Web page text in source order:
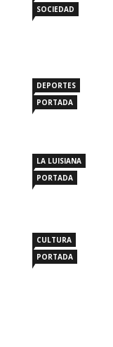
SOCIEDAD
DEPORTES
PORTADA
LA LUISIANA
PORTADA
CULTURA
PORTADA